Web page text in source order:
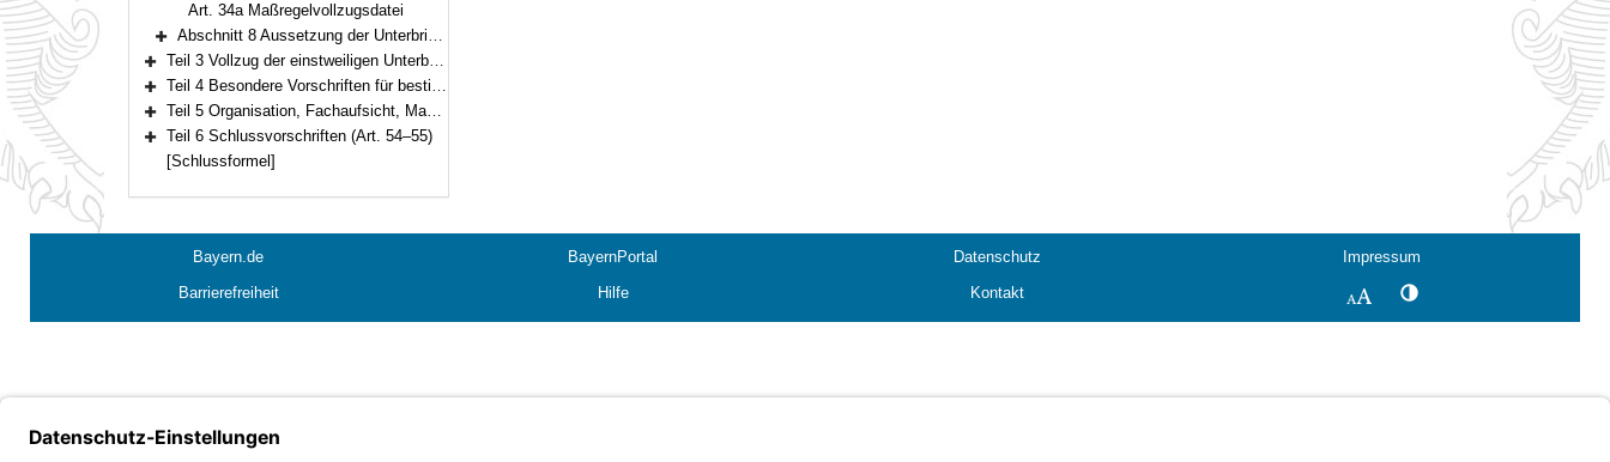
Art. 34a Maßregelvollzugsdatei
Bereich erweitern
Abschnitt 8 Aussetzung der Unterbringung und Entlassung (Art. 35–36)
Bereich erweitern
Teil 3 Vollzug der einstweiligen Unterbringung (Art. 37–41)
Bereich erweitern
Teil 4 Besondere Vorschriften für bestimmte Personengruppen (Art. 42–44)
Bereich erweitern
Teil 5 Organisation, Fachaufsicht, Maßregelvollzugsbeiräte, Kosten (Art. 45–53)
Bereich erweitern
Teil 6 Schlussvorschriften (Art. 54–55)
[Schlussformel]
Bayern.de BayernPortal Datenschutz
Impressum
Barrierefreiheit
Hilfe Kontakt SchriftgrößeKontrastwechsel